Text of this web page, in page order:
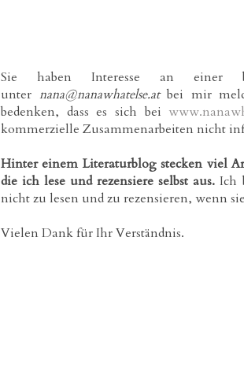
Sie haben Interesse an einer
unter nana@nanawhatelse.at bei mir
bedenken, dass es sich bei
kommerzielle Zusammenarbeiten nicht
Hinter einem Literaturblog stecken viel
die ich lese und rezensiere selbst aus. Ich
nicht zu lesen und zu rezensieren, wenn
Vielen Dank für Ihr Verständnis.